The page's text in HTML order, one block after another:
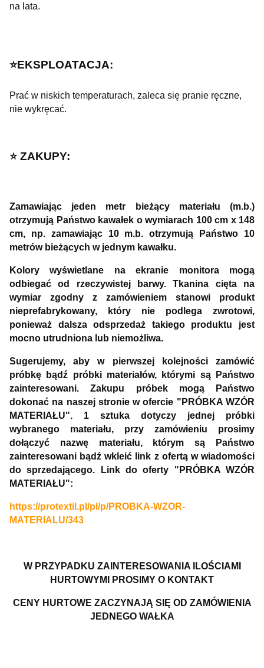
na lata.
⭐️EKSPLOATACJA:
Prać w niskich temperaturach, zaleca się pranie ręczne,
nie wykręcać.
⭐️ ZAKUPY:
Zamawiając jeden metr bieżący materiału (m.b.)
otrzymują Państwo kawałek o wymiarach 100 cm x 148
cm, np. zamawiając 10 m.b. otrzymują Państwo 10
metrów bieżących w jednym kawałku.
Kolory wyświetlane na ekranie monitora mogą
odbiegać od rzeczywistej barwy. Tkanina cięta na
wymiar zgodny z zamówieniem stanowi produkt
nieprefabrykowany, który nie podlega zwrotowi,
ponieważ dalsza odsprzedaż takiego produktu jest
mocno utrudniona lub niemożliwa.
Sugerujemy, aby w pierwszej kolejności zamówić
próbkę bądź próbki materiałów, którymi są Państwo
zainteresowani. Zakupu próbek mogą Państwo
dokonać na naszej stronie w ofercie "PRÓBKA WZÓR
MATERIAŁU". 1 sztuka dotyczy jednej próbki
wybranego materiału, przy zamówieniu prosimy
dołączyć nazwę materiału, którym są Państwo
zainteresowani bądź wkleić link z ofertą w wiadomości
do sprzedającego. Link do oferty "PRÓBKA WZÓR
MATERIAŁU":
https://protextil.pl/pl/p/PROBKA-WZOR-
MATERIALU/343
W PRZYPADKU ZAINTERESOWANIA ILOŚCIAMI
HURTOWYMI PROSIMY O KONTAKT
CENY HURTOWE ZACZYNAJĄ SIĘ OD ZAMÓWIENIA
JEDNEGO WAŁKA